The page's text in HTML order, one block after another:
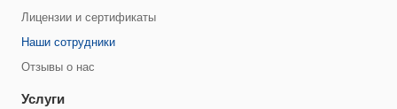
Лицензии и сертификаты
Наши сотрудники
Отзывы о нас
Услуги